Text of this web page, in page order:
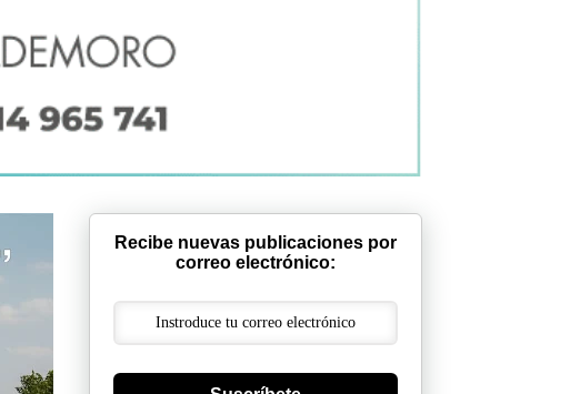
Recibe nuevas publicaciones por
correo electrónico: